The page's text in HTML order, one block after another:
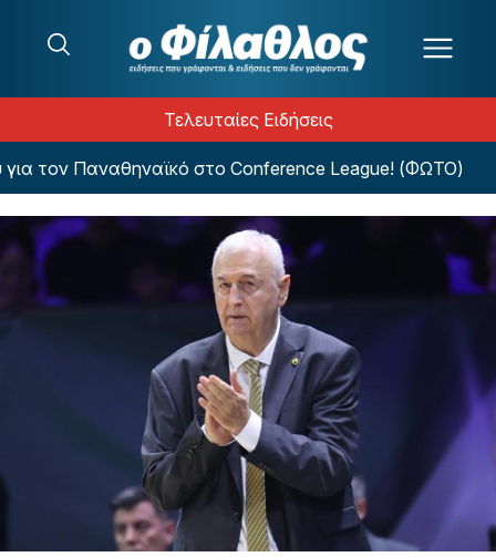
Τελευταίες Ειδήσεις
Παναθηναϊκό στο Conference League! (ΦΩΤΟ)